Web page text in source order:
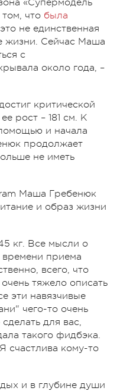
«Супермодель
что была
не единственная
жизни. Сейчас Маша
с
около года, –
критической
рост – 181 см. К
и начала
продолжает
не иметь
Маша Гребенюк
и образ жизни
кг. Все мысли о
приема
всего, что
тяжело описать
эти навязчивые
чего-то очень
для вас,
такого фидбэка.
счастлива кому-то
и в глубине души